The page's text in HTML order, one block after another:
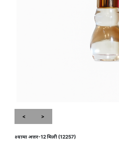
< >
श्यामा अत्तर-12 मिली (12257)